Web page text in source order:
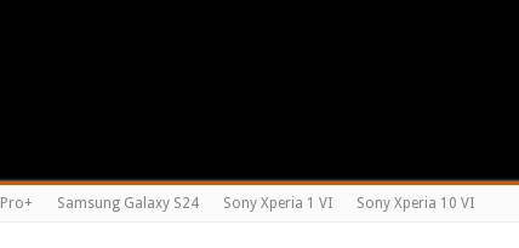
Samsung Galaxy S24 Sony Xperia 1 VI Sony Xperia 10 VI